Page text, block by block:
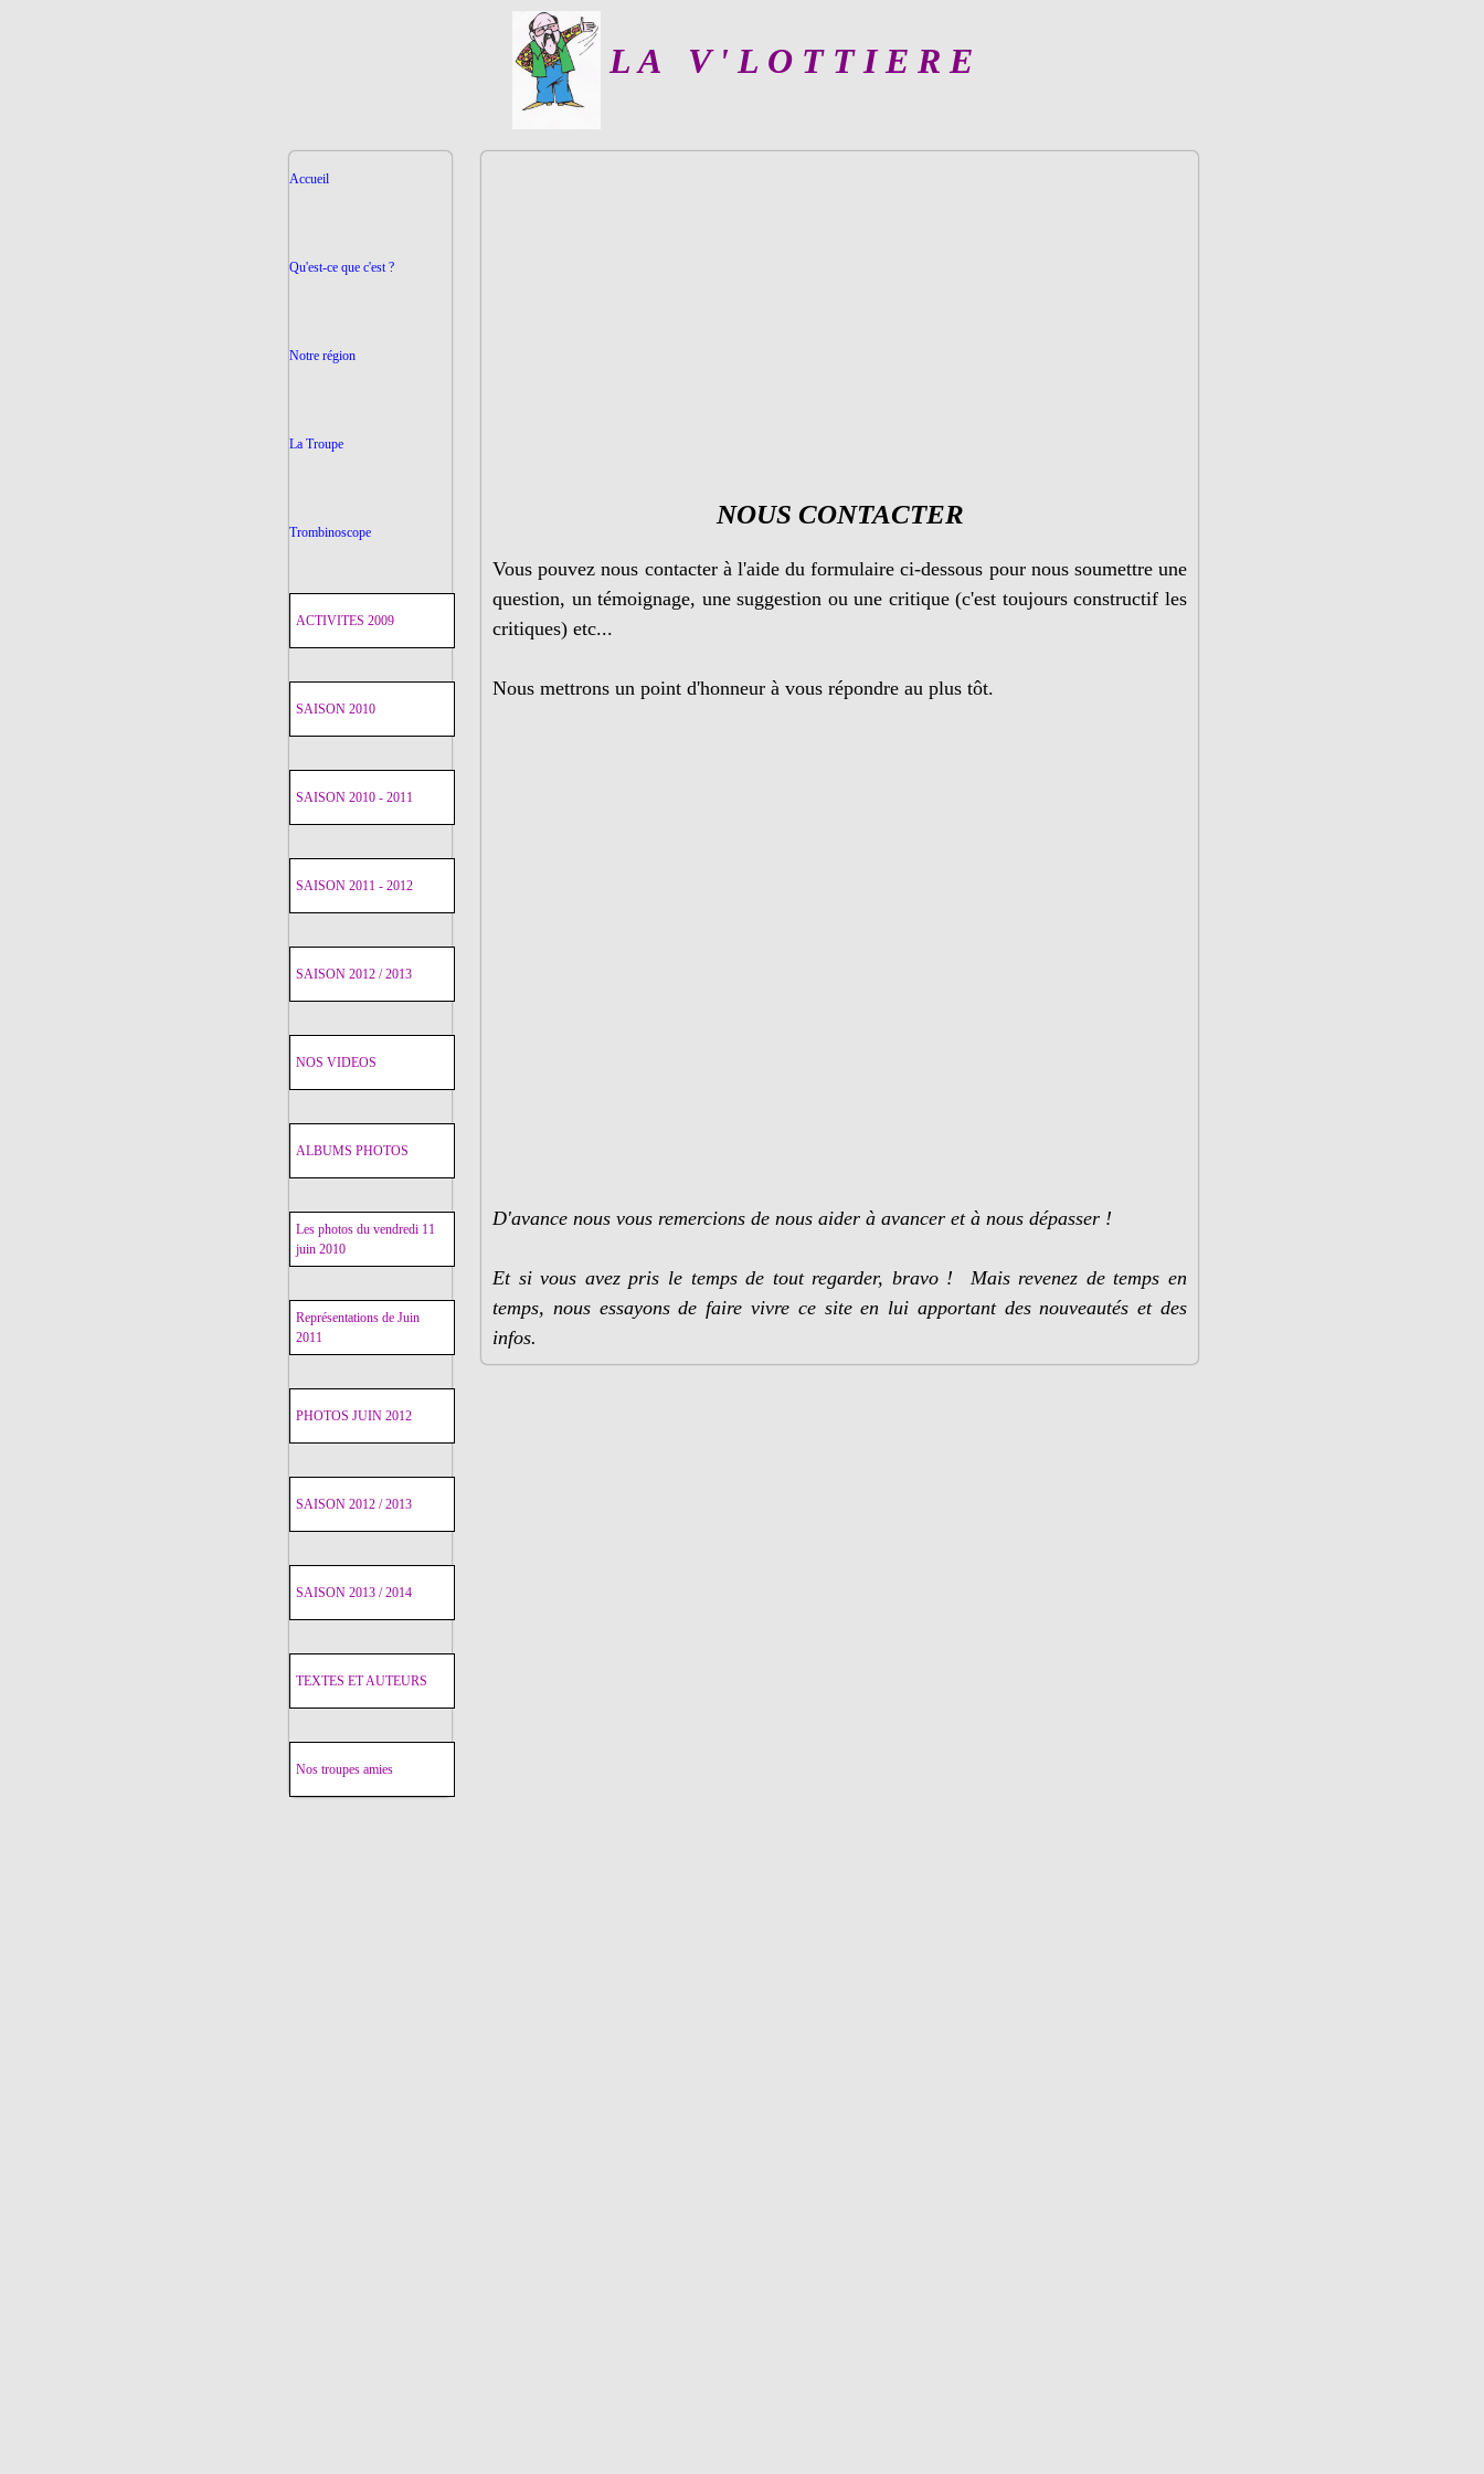
L A V ' L O T T I E R E
Accueil
Qu'est-ce que c'est ?
Notre région
La Troupe
Trombinoscope
ACTIVITES 2009
SAISON 2010
SAISON 2010 - 2011
SAISON 2011 - 2012
SAISON 2012 / 2013
NOS VIDEOS
ALBUMS PHOTOS
Les photos du vendredi 11
juin 2010
Représentations de Juin
2011
PHOTOS JUIN 2012
SAISON 2012 / 2013
SAISON 2013 / 2014
TEXTES ET AUTEURS
Nos troupes amies
NOUS CONTACTER
Vous pouvez nous contacter à l'aide du formulaire ci-dessous pour nous soumettre une
question, un témoignage, une suggestion ou une critique (c'est toujours constructif les
critiques) etc...
Nous mettrons un point d'honneur à vous répondre au plus tôt.
D'avance nous vous remercions de nous aider à avancer et à nous dépasser !
Et si vous avez pris le temps de tout regarder, bravo ! Mais revenez de temps en
temps, nous essayons de faire vivre ce site en lui apportant des nouveautés et des
infos.